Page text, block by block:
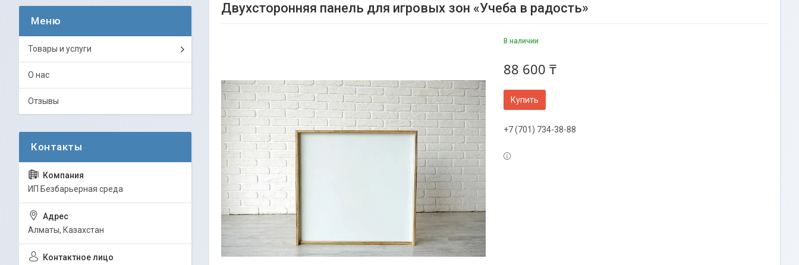
Двухсторонняя панель для игровых зон «Учеба в радость»
В наличии
88 600 ₸
Купить
+7 (701) 734-38-88
Товары и услуги
О нас
Отзывы
ИП Безбарьерная среда
Алматы, Казахстан